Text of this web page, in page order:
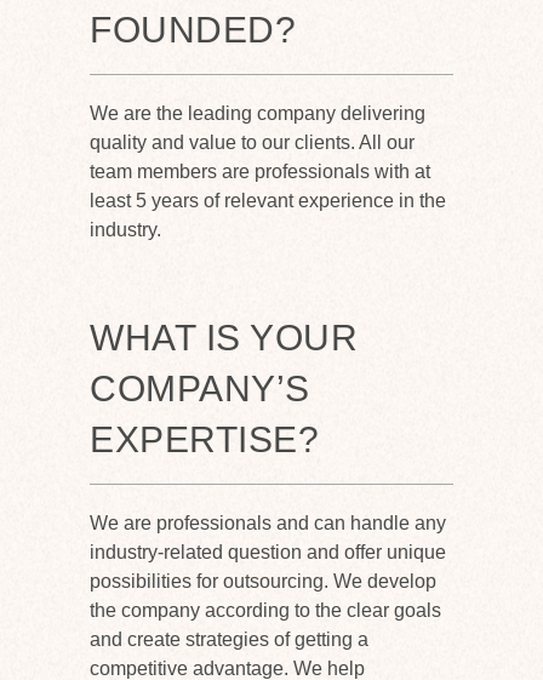
FOUNDED?
We are the leading company delivering
quality and value to our clients. All our
team members are professionals with at
least 5 years of relevant experience in the
industry.
WHAT IS YOUR
COMPANY’S
EXPERTISE?
We are professionals and can handle any
industry-related question and offer unique
possibilities for outsourcing. We develop
the company according to the clear goals
and create strategies of getting a
competitive advantage. We help